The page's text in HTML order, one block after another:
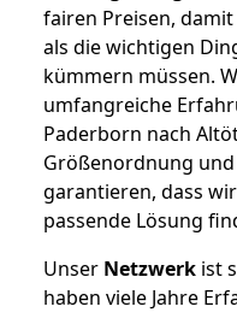
fairen Preisen,
als die wichtigen
kümmern müssen.
umfangreiche
Paderborn nach
Größenordnung
garantieren, dass
passende Lösung
Unser Netzwerk ist
haben viele Jahre